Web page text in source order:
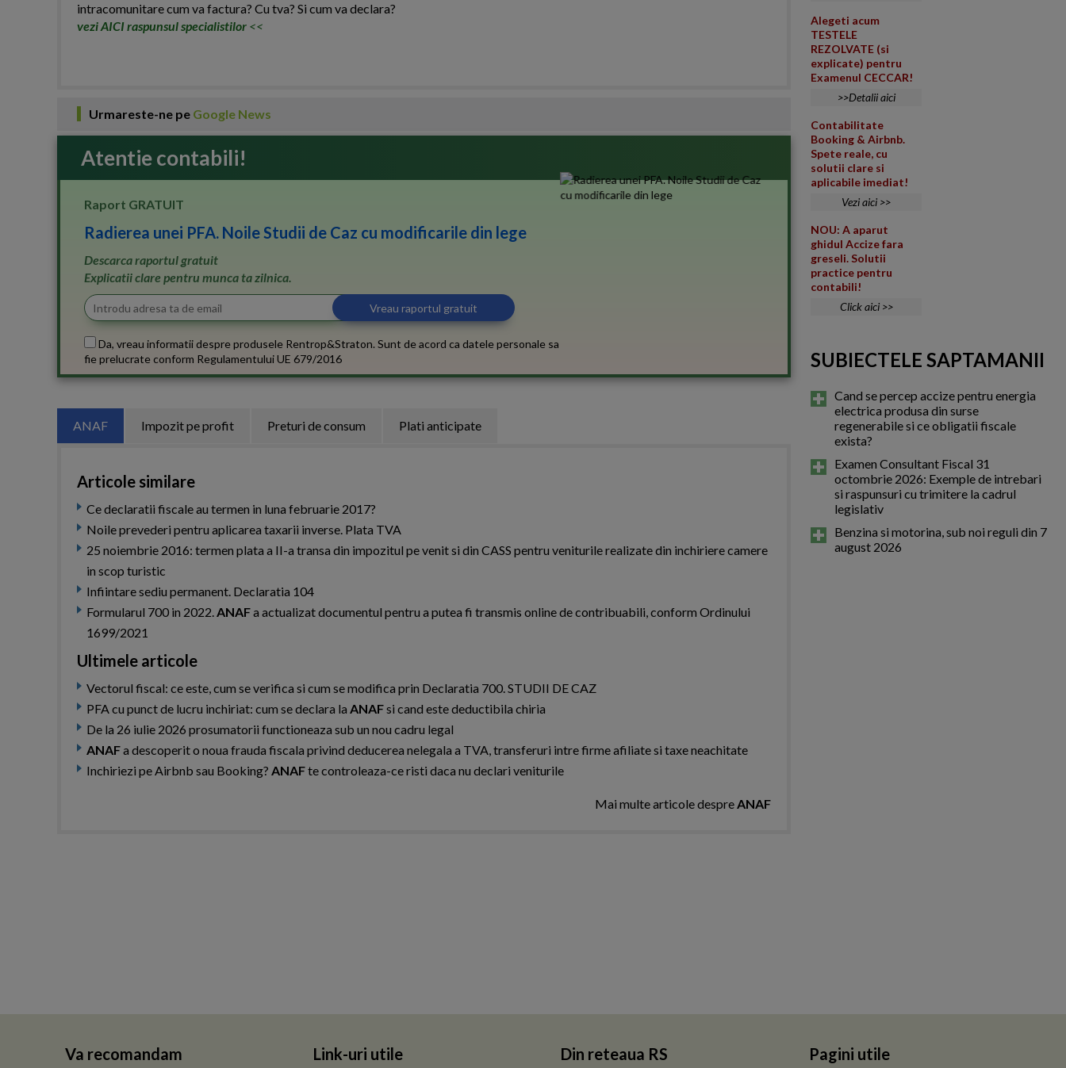
intracomunitare cum va factura? Cu tva? Si cum va declara?
vezi AICI raspunsul specialistilor <<
Urmareste-ne pe Google News
Atentie contabili!
Raport GRATUIT
Radierea unei PFA. Noile Studii de Caz cu modificarile din lege
Descarca raportul gratuit
Explicatii clare pentru munca ta zilnica.
Da, vreau informatii despre produsele Rentrop&Straton. Sunt de acord ca datele personale sa
fie prelucrate conform Regulamentului UE 679/2016
ANAF Impozit pe profit Preturi de consum Plati anticipate
Articole similare
Ce declaratii fiscale au termen in luna februarie 2017?
Noile prevederi pentru aplicarea taxarii inverse. Plata TVA
25 noiembrie 2016: termen plata a II-a transa din impozitul pe venit si din CASS pentru veniturile realizate din inchiriere camere
in scop turistic
Infiintare sediu permanent. Declaratia 104
Formularul 700 in 2022.ANAFa actualizat documentul pentru a putea fi transmis online de contribuabili, conform Ordinului
1699/2021
Ultimele articole
Vectorul fiscal: ce este, cum se verifica si cum se modifica prin Declaratia 700. STUDII DE CAZ
PFA cu punct de lucru inchiriat: cum se declara la ANAFsi cand este deductibila chiria
De la 26 iulie 2026 prosumatorii functioneaza sub un nou cadru legal
ANAFa descoperit o noua frauda fiscala privind deducerea nelegala a TVA, transferuri intre firme afiliate si taxe neachitate
Inchiriezi pe Airbnb sau Booking? ANAFte controleaza-ce risti daca nu declari veniturile
Mai multe articole despreANAF
Alegeti acum
TESTELE
REZOLVATE (si
explicate) pentru
Examenul CECCAR!
>>Detalii aici
Contabilitate
Booking & Airbnb.
Spete reale, cu
solutii clare si
aplicabile imediat!
Vezi aici >>
NOU: A aparut
ghidul Accize fara
greseli. Solutii
practice pentru
contabili!
Click aici >>
SUBIECTELE SAPTAMANII
Cand se percep accize pentru energia
electrica produsa din surse
regenerabile si ce obligatii fiscale
exista?
Examen Consultant Fiscal 31
octombrie 2026: Exemple de intrebari
si raspunsuri cu trimitere la cadrul
legislativ
Benzina si motorina, sub noi reguli din 7
august 2026
Va recomandam Link-uri utile Din reteaua RS Pagini utile